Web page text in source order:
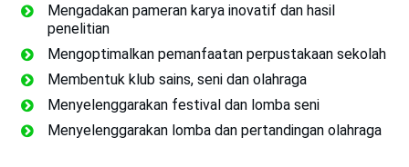
Mengadakan pameran karya inovatif dan hasil
penelitian
Mengoptimalkan pemanfaatan perpustakaan sekolah
Membentuk klub sains, seni dan olahraga
Menyelenggarakan festival dan lomba seni
Menyelenggarakan lomba dan pertandingan olahraga